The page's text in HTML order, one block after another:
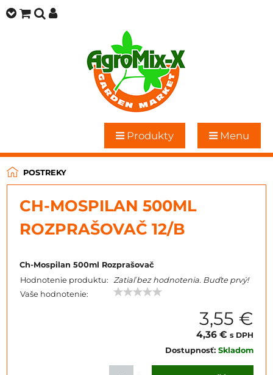
Produkty Menu
POSTREKY
CH-MOSPILAN 500ML
ROZPRAŠOVAČ 12/B
Ch-Mospilan 500ml Rozprašovač
Hodnotenie produktu: Zatiaľ bez hodnotenia. Buďte prvý!
Vaše hodnotenie:
3,55 €
4,36 € s DPH
Dostupnosť: Skladom